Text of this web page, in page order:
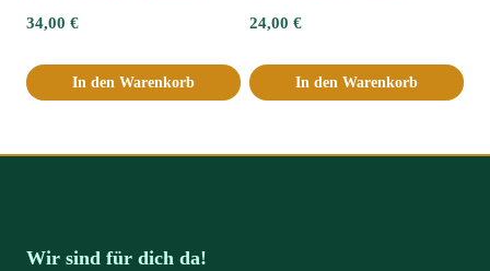
34,00 €
In den Warenkorb
24,00 €
In den Warenkorb
Wir sind für dich da!